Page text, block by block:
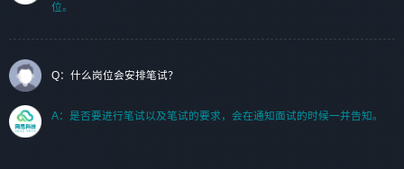
位。
Q：什么岗位会安排笔试？
A：是否要进行笔试以及笔试的要求，会在通知面试的时候一并告知。